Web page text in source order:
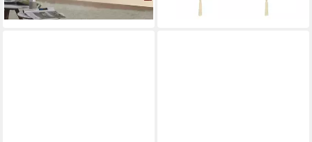
Kälteisolierung
+12
lieferbar - in 5-6 Werktagen bei dir